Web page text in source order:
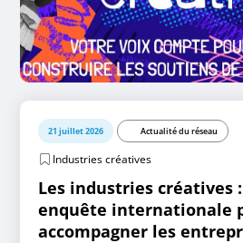
21 juillet 2026 Actualité du réseau
Industries créatives
Les industries créatives :
enquête internationale
accompagner les